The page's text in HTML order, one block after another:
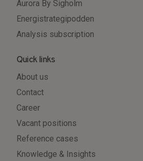
Aurora By Sigholm
Energistrategipodden
Analysis subscription
Quick links
About us
Contact
Career
Vacant positions
Reference cases
Knowledge & Insights